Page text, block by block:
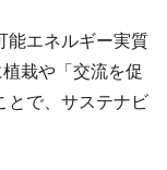
エネルギー実質
栽や「交流を促
とで、サステナビ